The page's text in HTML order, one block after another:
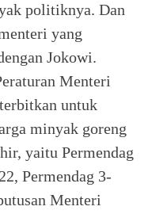
politiknya. Dan
yang
Jokowi.
Menteri
untuk
minyak goreng
yaitu Permendag
Permendag 3-
Menteri